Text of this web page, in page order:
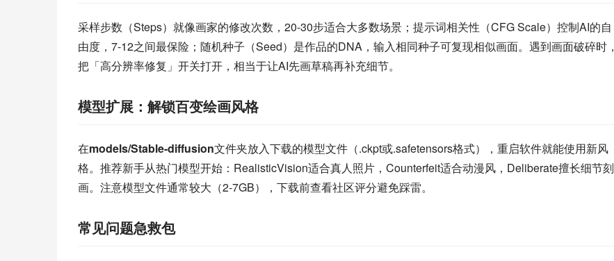
采样步数（Steps）就像画家的修改次数，20-30步适合大多数场景；提示词相关性（CFG Scale）控制AI的自
由度，7-12之间最保险；随机种子（Seed）是作品的DNA，输入相同种子可复现相似画面。遇到画面破碎时，
把「高分辨率修复」开关打开，相当于让AI先画草稿再补充细节。
模型扩展：解锁百变绘画风格
在models/Stable-diffusion文件夹放入下载的模型文件（.ckpt或.safetensors格式），重启软件就能使用新风
格。推荐新手从热门模型开始：RealisticVision适合真人照片，Counterfeit适合动漫风，Deliberate擅长细节刻
画。注意模型文件通常较大（2-7GB），下载前查看社区评分避免踩雷。
常见问题急救包